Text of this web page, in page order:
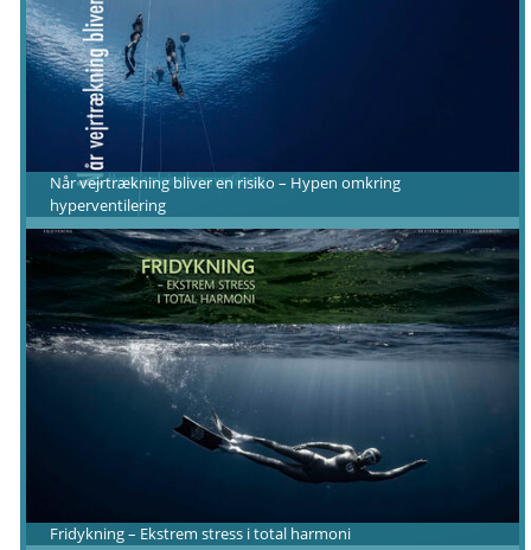
Når vejrtrækning bliver en risiko – Hypen omkring
hyperventilering
Fridykning – Ekstrem stress i total harmoni